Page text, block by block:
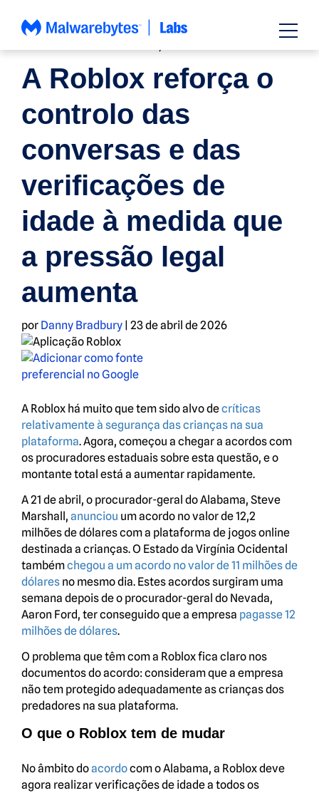
para
A Roblox reforça o
controlo das
conversas e das
verificações de
idade à medida que
a pressão legal
aumenta
por Danny Bradbury | 23 de abril de 2026
A Roblox há muito que tem sido alvo decríticas
relativamente à segurança das crianças na sua
plataforma. Agora, começou a chegar a acordos com
os procuradores estaduais sobre esta questão, e o
montante total está a aumentar rapidamente.
A 21 de abril, o procurador-geral do Alabama, Steve
Marshall, anunciou um acordo no valor de 12,2
milhões de dólares com a plataforma de jogos online
destinada a crianças. O Estado da Virgínia Ocidental
tambémchegou a um acordo no valor de 11 milhões de
dólares no mesmo dia. Estes acordos surgiram uma
semana depois de o procurador-geral do Nevada,
Aaron Ford, ter conseguido que a empresa pagasse 12
milhões de dólares.
O problema que têm com a Roblox fica claro nos
documentos do acordo: consideram que a empresa
não tem protegido adequadamente as crianças dos
predadores na sua plataforma.
O que o Roblox tem de mudar
No âmbito doacordocom o Alabama, a Roblox deve
agora realizar verificações de idade a todos os